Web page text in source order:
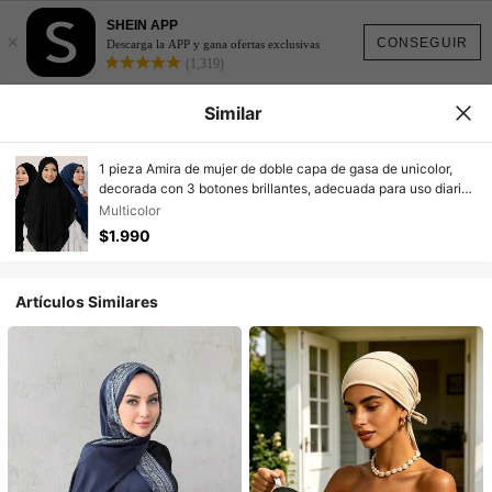
CONSEGUIR
×
SHEIN APP
Descarga la APP y gana ofertas exclusivas
(1,319)
Similar
1 pieza Amira de mujer de doble capa de gasa de unicolor,
decorada con 3 botones brillantes, adecuada para uso diario,
playa, vacaciones
Multicolor
$1.990
Artículos Similares